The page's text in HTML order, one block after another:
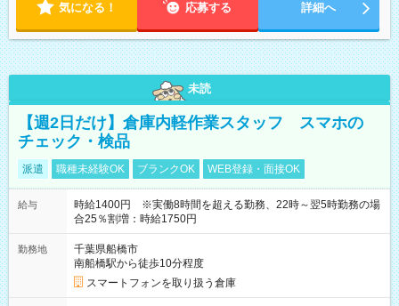
気になる！ 応募する 詳細へ
未読
【週2日だけ】倉庫内軽作業スタッフ スマホの
チェック・検品
派遣 職種未経験OK ブランクOK WEB登録・面接OK
給与
時給1400円 ※実働8時間を超える勤務、22時～翌5時勤務の場
合25％割増：時給1750円
勤務地
千葉県船橋市
南船橋駅から徒歩10分程度
スマートフォンを取り扱う倉庫